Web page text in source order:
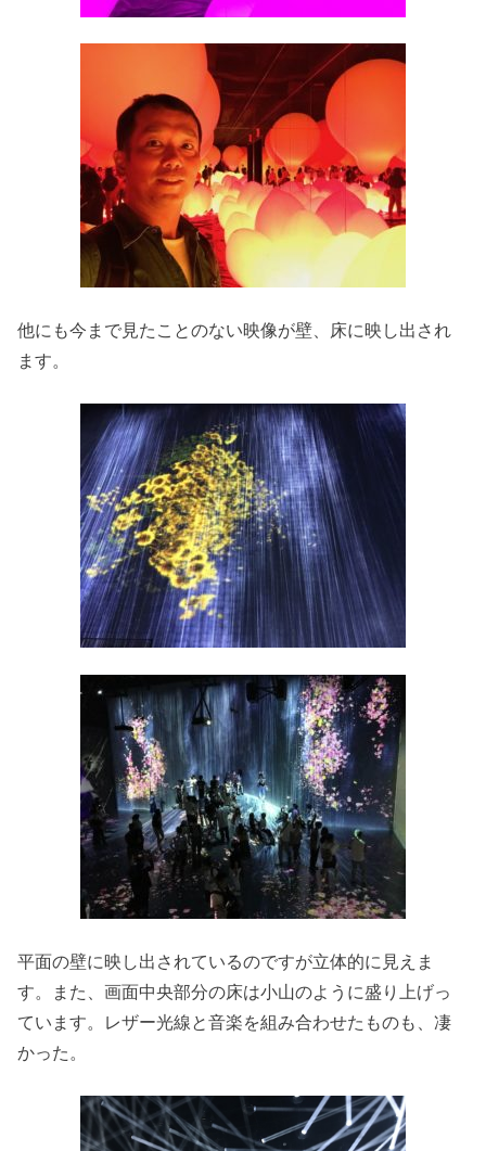
他にも今まで見たことのない映像が壁、床に映し出され
ます。
平面の壁に映し出されているのですが立体的に見えま
す。また、画面中央部分の床は小山のように盛り上げっ
ています。レザー光線と音楽を組み合わせたものも、凄
かった。